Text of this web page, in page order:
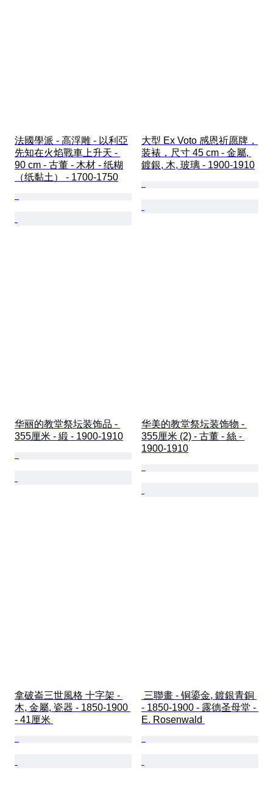
法國學派 - 高浮雕 - 以利亞
先知在火焰戰車上升天 -
90 cm - 古董 - 木材 - 纸糊
（纸黏土） - 1700-1750
大型 Ex Voto 感恩祈愿牌，
装裱，尺寸 45 cm - 金屬,
鍍銀, 木, 玻璃 - 1900-1910
华丽的教堂祭坛装饰品 -
355厘米 - 緞 - 1900-1910
华美的教堂祭坛装饰物 -
355厘米 (2) - 古董 - 絲 -
1900-1910
拿破崙三世風格 十字架 -
木, 金屬, 瓷器 - 1850-1900
- 41厘米
- 1850-1900 - 露德圣母堂 -
E. Rosenwald